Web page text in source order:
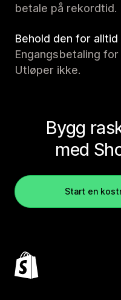
betale på rekordtid.
Behold den for alltid
Engangsbetaling
Utløper ikke.
Bygg
med
Start en